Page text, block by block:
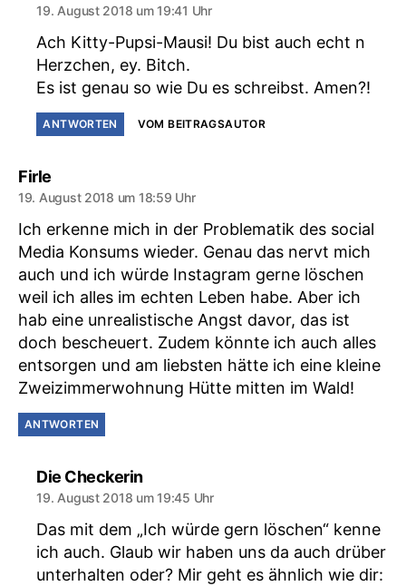
19. August 2018 um 19:41 Uhr
Ach Kitty-Pupsi-Mausi! Du bist auch echt n
Herzchen, ey. Bitch.
Es ist genau so wie Du es schreibst. Amen?!
ANTWORTEN VOM BEITRAGSAUTOR
Firlesagt:
19. August 2018 um 18:59 Uhr
Ich erkenne mich in der Problematik des social
Media Konsums wieder. Genau das nervt mich
auch und ich würde Instagram gerne löschen
weil ich alles im echten Leben habe. Aber ich
hab eine unrealistische Angst davor, das ist
doch bescheuert. Zudem könnte ich auch alles
entsorgen und am liebsten hätte ich eine kleine
Zweizimmerwohnung Hütte mitten im Wald!
ANTWORTEN
Die Checkerinsagt:
19. August 2018 um 19:45 Uhr
Das mit dem „Ich würde gern löschen“ kenne
ich auch. Glaub wir haben uns da auch drüber
unterhalten oder? Mir geht es ähnlich wie dir: